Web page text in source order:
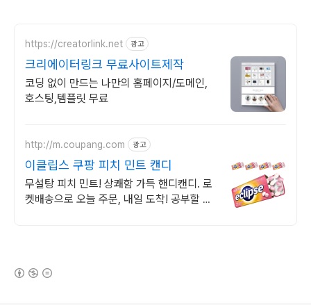
https://creatorlink.net 광고
크리에이터링크 무료사이트제작
코딩 없이 만드는 나만의 홈페이지/도메인,
호스팅,템플릿 무료
http://m.coupang.com 광고
이클립스 쿠팡 피치 민트 캔디
무설탕 피치 민트! 상쾌함 가득 핸디캔디. 로
켓배송으로 오늘 주문, 내일 도착! 공부할 때,